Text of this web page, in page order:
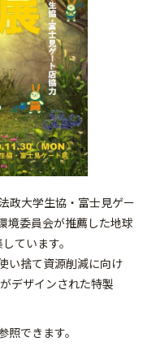
政大学生協・富士見ゲー
境委員会が推薦した地球
ています。
い捨て資源削減に向け
デザインされた特製
できます。